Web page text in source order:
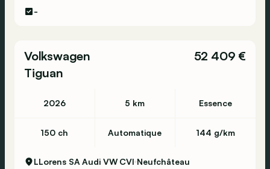
-
Volkswagen
Tiguan
52 409 €
2026 5 km Essence
150 ch Automatique 144 g/km
LLorens SA Audi VW CVI Neufchâteau